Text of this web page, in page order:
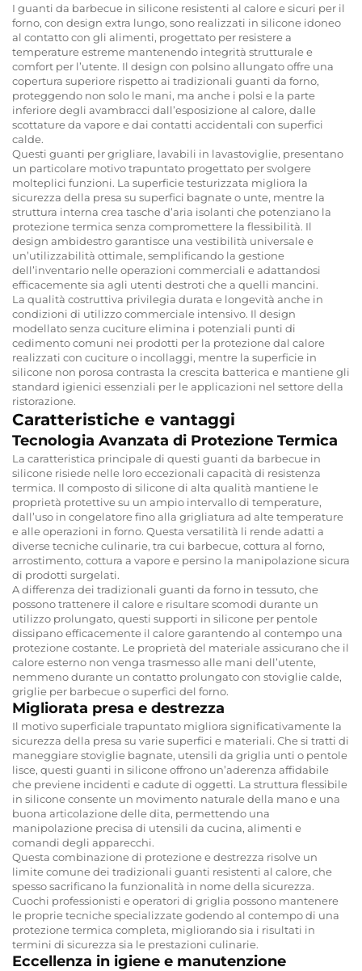
I guanti da barbecue in silicone resistenti al calore e sicuri per il
forno, con design extra lungo, sono realizzati in silicone idoneo
al contatto con gli alimenti, progettato per resistere a
temperature estreme mantenendo integrità strutturale e
comfort per l’utente. Il design con polsino allungato offre una
copertura superiore rispetto ai tradizionali guanti da forno,
proteggendo non solo le mani, ma anche i polsi e la parte
inferiore degli avambracci dall’esposizione al calore, dalle
scottature da vapore e dai contatti accidentali con superfici
calde.
Questi guanti per grigliare, lavabili in lavastoviglie, presentano
un particolare motivo trapuntato progettato per svolgere
molteplici funzioni. La superficie testurizzata migliora la
sicurezza della presa su superfici bagnate o unte, mentre la
struttura interna crea tasche d’aria isolanti che potenziano la
protezione termica senza compromettere la flessibilità. Il
design ambidestro garantisce una vestibilità universale e
un’utilizzabilità ottimale, semplificando la gestione
dell’inventario nelle operazioni commerciali e adattandosi
efficacemente sia agli utenti destroti che a quelli mancini.
La qualità costruttiva privilegia durata e longevità anche in
condizioni di utilizzo commerciale intensivo. Il design
modellato senza cuciture elimina i potenziali punti di
cedimento comuni nei prodotti per la protezione dal calore
realizzati con cuciture o incollaggi, mentre la superficie in
silicone non porosa contrasta la crescita batterica e mantiene gli
standard igienici essenziali per le applicazioni nel settore della
ristorazione.
Caratteristiche e vantaggi
Tecnologia Avanzata di Protezione Termica
La caratteristica principale di questi guanti da barbecue in
silicone risiede nelle loro eccezionali capacità di resistenza
termica. Il composto di silicone di alta qualità mantiene le
proprietà protettive su un ampio intervallo di temperature,
dall’uso in congelatore fino alla grigliatura ad alte temperature
e alle operazioni in forno. Questa versatilità li rende adatti a
diverse tecniche culinarie, tra cui barbecue, cottura al forno,
arrostimento, cottura a vapore e persino la manipolazione sicura
di prodotti surgelati.
A differenza dei tradizionali guanti da forno in tessuto, che
possono trattenere il calore e risultare scomodi durante un
utilizzo prolungato, questi supporti in silicone per pentole
dissipano efficacemente il calore garantendo al contempo una
protezione costante. Le proprietà del materiale assicurano che il
calore esterno non venga trasmesso alle mani dell’utente,
nemmeno durante un contatto prolungato con stoviglie calde,
griglie per barbecue o superfici del forno.
Migliorata presa e destrezza
Il motivo superficiale trapuntato migliora significativamente la
sicurezza della presa su varie superfici e materiali. Che si tratti di
maneggiare stoviglie bagnate, utensili da griglia unti o pentole
lisce, questi guanti in silicone offrono un’aderenza affidabile
che previene incidenti e cadute di oggetti. La struttura flessibile
in silicone consente un movimento naturale della mano e una
buona articolazione delle dita, permettendo una
manipolazione precisa di utensili da cucina, alimenti e
comandi degli apparecchi.
Questa combinazione di protezione e destrezza risolve un
limite comune dei tradizionali guanti resistenti al calore, che
spesso sacrificano la funzionalità in nome della sicurezza.
Cuochi professionisti e operatori di griglia possono mantenere
le proprie tecniche specializzate godendo al contempo di una
protezione termica completa, migliorando sia i risultati in
termini di sicurezza sia le prestazioni culinarie.
Eccellenza in igiene e manutenzione